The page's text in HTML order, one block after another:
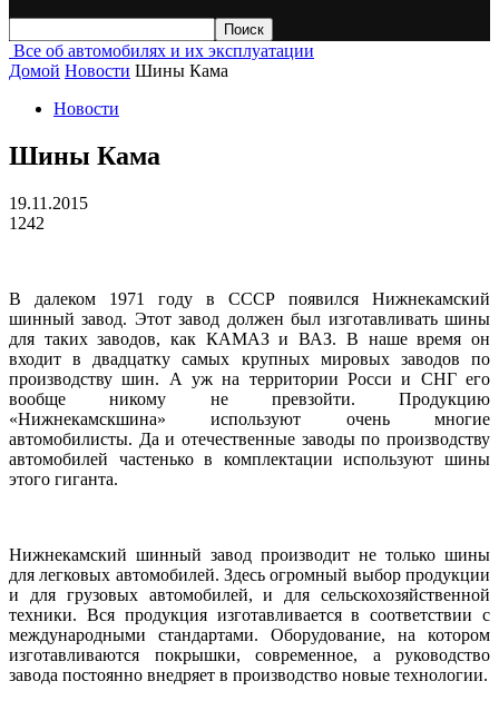
Все об автомобилях и их эксплуатации
Домой Новости Шины Кама
Новости
Шины Кама
19.11.2015
1242
В далеком 1971 году в СССР появился Нижнекамский
шинный завод. Этот завод должен был изготавливать шины
для таких заводов, как КАМАЗ и ВАЗ. В наше время он
входит в двадцатку самых крупных мировых заводов по
производству шин. А уж на территории Росси и СНГ его
вообще никому не превзойти. Продукцию
«Нижнекамскшина» используют очень многие
автомобилисты. Да и отечественные заводы по производству
автомобилей частенько в комплектации используют шины
этого гиганта.
Нижнекамский шинный завод производит не только шины
для легковых автомобилей. Здесь огромный выбор продукции
и для грузовых автомобилей, и для сельскохозяйственной
техники. Вся продукция изготавливается в соответствии с
международными стандартами. Оборудование, на котором
изготавливаются покрышки, современное, а руководство
завода постоянно внедряет в производство новые технологии.